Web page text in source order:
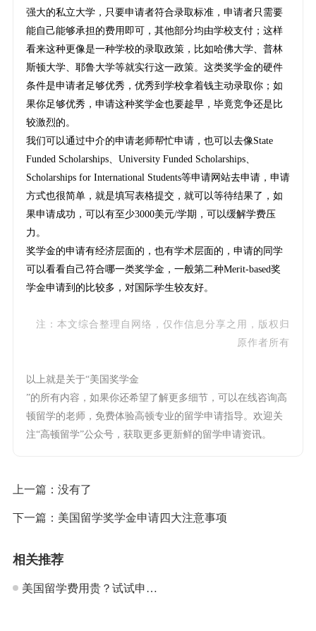
强大的私立大学，只要申请者符合录取标准，申请者只需要
能自己能够承担的费用即可，其他部分均由学校支付；这样
看来这种更像是一种学校的录取政策，比如哈佛大学、普林
斯顿大学、耶鲁大学等就实行这一政策。这类奖学金的硬件
条件是申请者足够优秀，优秀到学校拿着钱主动录取你；如
果你足够优秀，申请这种奖学金也要趁早，毕竟竞争还是比
较激烈的。
我们可以通过中介的申请老师帮忙申请，也可以去像State
Funded Scholarships、University Funded Scholarships、
Scholarships for International Students等申请网站去申请，申请
方式也很简单，就是填写表格提交，就可以等待结果了，如
果申请成功，可以有至少3000美元/学期，可以缓解学费压
力。
奖学金的申请有经济层面的，也有学术层面的，申请的同学
可以看看自己符合哪一类奖学金，一般第二种Merit-based奖
学金申请到的比较多，对国际学生较友好。
注：本文综合整理自网络，仅作信息分享之用，版权归
原作者所有
以上就是关于“美国奖学金
”的所有内容，如果你还希望了解更多细节，可以在线咨询高
顿留学的老师，免费体验高顿专业的留学申请指导。欢迎关
注“高顿留学”公众号，获取更多更新鲜的留学申请资讯。
上一篇：没有了
下一篇： 美国留学奖学金申请四大注意事项
相关推荐
美国留学费用贵？试试申请